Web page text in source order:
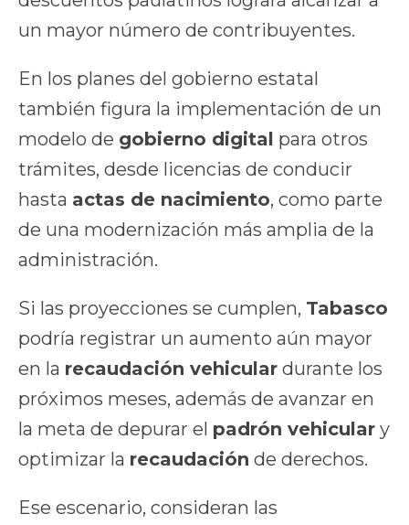
un mayor número de contribuyentes.
En los planes del gobierno estatal
también figura la implementación de un
modelo de gobierno digital para otros
trámites, desde licencias de conducir
hasta actas de nacimiento, como parte
de una modernización más amplia de la
administración.
Si las proyecciones se cumplen, Tabasco
podría registrar un aumento aún mayor
en la recaudación vehicular durante los
próximos meses, además de avanzar en
la meta de depurar el padrón vehicular y
optimizar la recaudación de derechos.
Ese escenario, consideran las